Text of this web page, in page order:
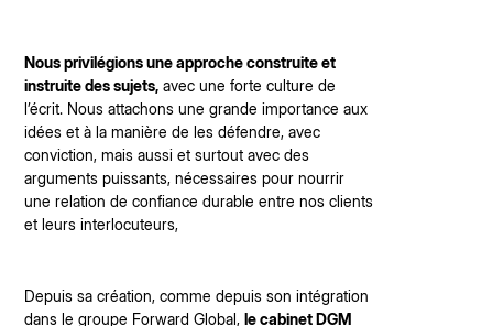
Nous privilégions une approche construite et
instruite des sujets,avec une forte culture de
l’écrit. Nous attachons une grande importance aux
idées et à la manière de les défendre, avec
conviction, mais aussi et surtout avec des
arguments puissants, nécessaires pour nourrir
une relation de confiance durable entre nos clients
et leurs interlocuteurs,
Depuis sa création, comme depuis son intégration
dans le groupe Forward Global, le cabinet DGM